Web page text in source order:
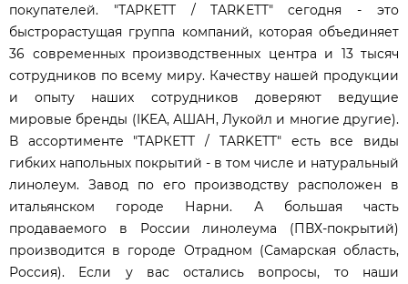
покупателей. "ТАРКЕТТ / TARKETT" cегодня - это
быстрорастущая группа компаний, которая объединяет
36 современных производственных центра и 13 тысяч
сотрудников по всему миру. Качеству нашей продукции
и опыту наших сотрудников доверяют ведущие
мировые бренды (IKEA, АШАН, Лукойл и многие другие).
В ассортименте "ТАРКЕТТ / TARKETT" есть все виды
гибких напольных покрытий - в том числе и натуральный
линолеум. Завод по его производству расположен в
итальянском городе Нарни. А большая часть
продаваемого в России линолеума (ПВХ-покрытий)
производится в городе Отрадном (Самарская область,
Россия). Если у вас остались вопросы, то наши